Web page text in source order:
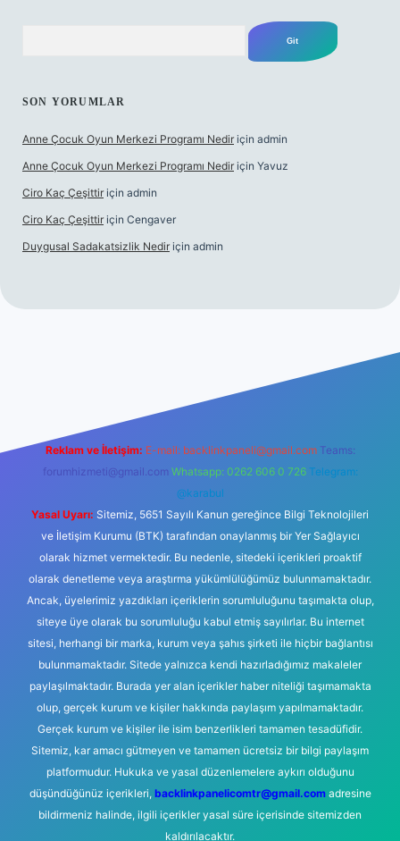
SON YORUMLAR
Anne Çocuk Oyun Merkezi Programı Nedir için admin
Anne Çocuk Oyun Merkezi Programı Nedir için Yavuz
Ciro Kaç Çeşittir için admin
Ciro Kaç Çeşittir için Cengaver
Duygusal Sadakatsizlik Nedir için admin
Reklam ve İletişim: E-mail: backlinkpaneli@gmail.com Teams:
forumhizmeti@gmail.com Whatsapp: 0262 606 0 726 Telegram:
@karabul
Yasal Uyarı: Sitemiz, 5651 Sayılı Kanun gereğince Bilgi Teknolojileri
ve İletişim Kurumu (BTK) tarafından onaylanmış bir Yer Sağlayıcı
olarak hizmet vermektedir. Bu nedenle, sitedeki içerikleri proaktif
olarak denetleme veya araştırma yükümlülüğümüz bulunmamaktadır.
Ancak, üyelerimiz yazdıkları içeriklerin sorumluluğunu taşımakta olup,
siteye üye olarak bu sorumluluğu kabul etmiş sayılırlar. Bu internet
sitesi, herhangi bir marka, kurum veya şahıs şirketi ile hiçbir bağlantısı
bulunmamaktadır. Sitede yalnızca kendi hazırladığımız makaleler
paylaşılmaktadır. Burada yer alan içerikler haber niteliği taşımamakta
olup, gerçek kurum ve kişiler hakkında paylaşım yapılmamaktadır.
Gerçek kurum ve kişiler ile isim benzerlikleri tamamen tesadüfidir.
Sitemiz, kar amacı gütmeyen ve tamamen ücretsiz bir bilgi paylaşım
platformudur. Hukuka ve yasal düzenlemelere aykırı olduğunu
düşündüğünüz içerikleri, backlinkpanelicomtr@gmail.comadresine
bildirmeniz halinde, ilgili içerikler yasal süre içerisinde sitemizden
kaldırılacaktır.